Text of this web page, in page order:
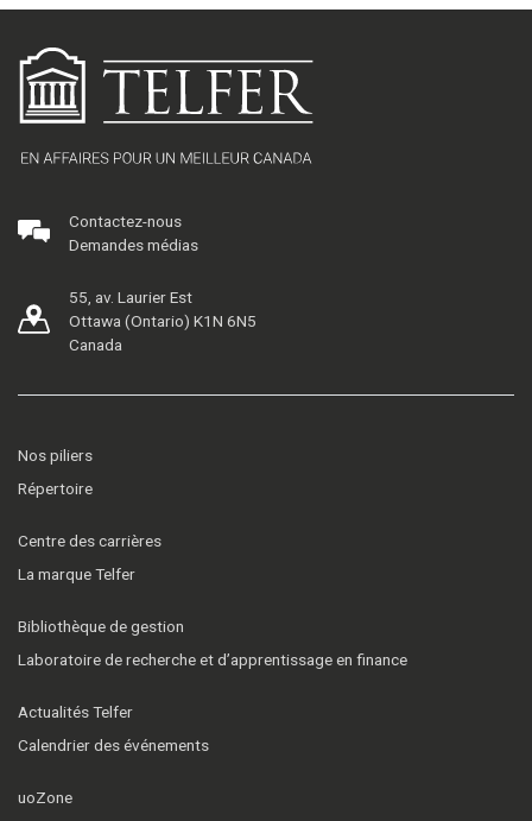
Contactez-nous
Demandes médias
55, av. Laurier Est
Ottawa (Ontario) K1N 6N5
Canada
Nos piliers
Répertoire
Centre des carrières
La marque Telfer
Bibliothèque de gestion
Laboratoire de recherche et d’apprentissage en finance
Actualités Telfer
Calendrier des événements
uoZone